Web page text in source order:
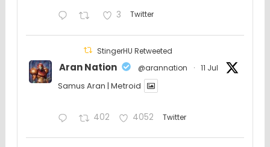
3 Twitter
StingerHU Retweeted
Aran Nation @arannation · 11 Jul
Samus Aran | Metroid
402 4052 Twitter